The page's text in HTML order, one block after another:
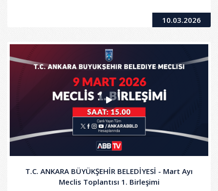
10.03.2026
T.C. ANKARA BÜYÜKŞEHİR BELEDİYESİ - Mart Ayı
Meclis Toplantısı 1. Birleşimi